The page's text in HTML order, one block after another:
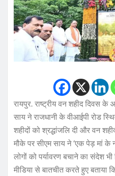
रायपुर. राष्ट्रीय वन शहीद दिवस
साय ने राजधानी के वीआईपी रोड
शहीदों को श्रद्धांजलि दी और वन
मौके पर सीएम साय ने ‘एक पेड़ मां के
लोगों को पर्यावरण बचाने का संदेश
मीडिया से बातचीत करते हुए बताया